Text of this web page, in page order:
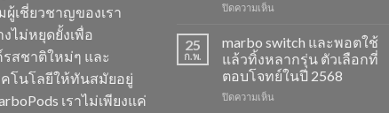
ผู้เชี่ยวชาญของเรา
ไม่หยุดยั้งเพื่อ
รสชาติใหม่ๆ และ
คโนโลยีให้ทันสมัยอยู่
เราไม่เพียงแค่
ใช้
ทิ้ง
เลือก
ยอด
นิยม
ปิดความเห็น
13k
grape
aloe
รสชาติ
ใหม่
25
ก.พ.
marbo switch และพอตใช้
แล้วทิ้งหลากรุ่น ตัวเลือกที่
ตอบโจทย์ในปี 2568
ปิดความเห็น